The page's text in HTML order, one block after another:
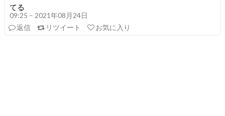
てる
09:25 – 2021年08月24日
返信
リツイート お気に入り